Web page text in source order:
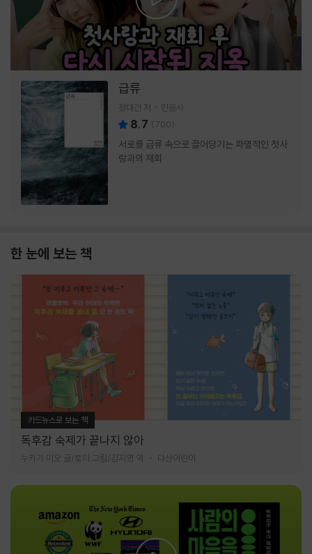
급류
정대건 저 민음사
8.7 (700)
서로를 급류 속으로 끌어당기는 파멸적인 첫사
랑과의 재회
한 눈에 보는 책
카드뉴스로 보는 책
독후감 숙제가 끝나지 않아
누카가 미오 글/토티 그림/김지영 역 다산어린이